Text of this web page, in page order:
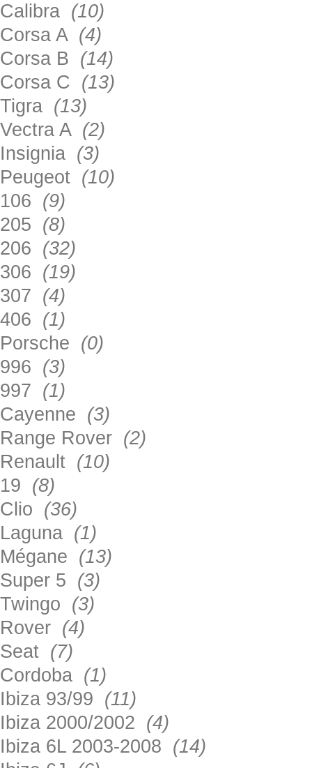
Calibra (10)
Corsa A (4)
Corsa B (14)
Corsa C (13)
Tigra (13)
Vectra A (2)
Insignia (3)
Peugeot (10)
106 (9)
205 (8)
206 (32)
306 (19)
307 (4)
406 (1)
Porsche (0)
996 (3)
997 (1)
Cayenne (3)
Range Rover (2)
Renault (10)
19 (8)
Clio (36)
Laguna (1)
Mégane (13)
Super 5 (3)
Twingo (3)
Rover (4)
Seat (7)
Cordoba (1)
Ibiza 93/99 (11)
Ibiza 2000/2002 (4)
Ibiza 6L 2003-2008 (14)